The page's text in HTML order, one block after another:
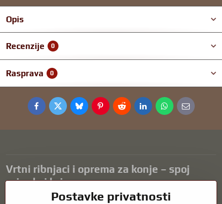
Opis
Recenzije 0
Rasprava 0
FacebookTwitterBlueskyPinterestRedditLinkedInWhatsApp
E-
mail
Vrtni ribnjaci i oprema za konje – spoj
prirode i brige
Vrtni ribnjaci prekrasan su dodatak svakom eksterijeru i stvaraju
Postavke privatnosti